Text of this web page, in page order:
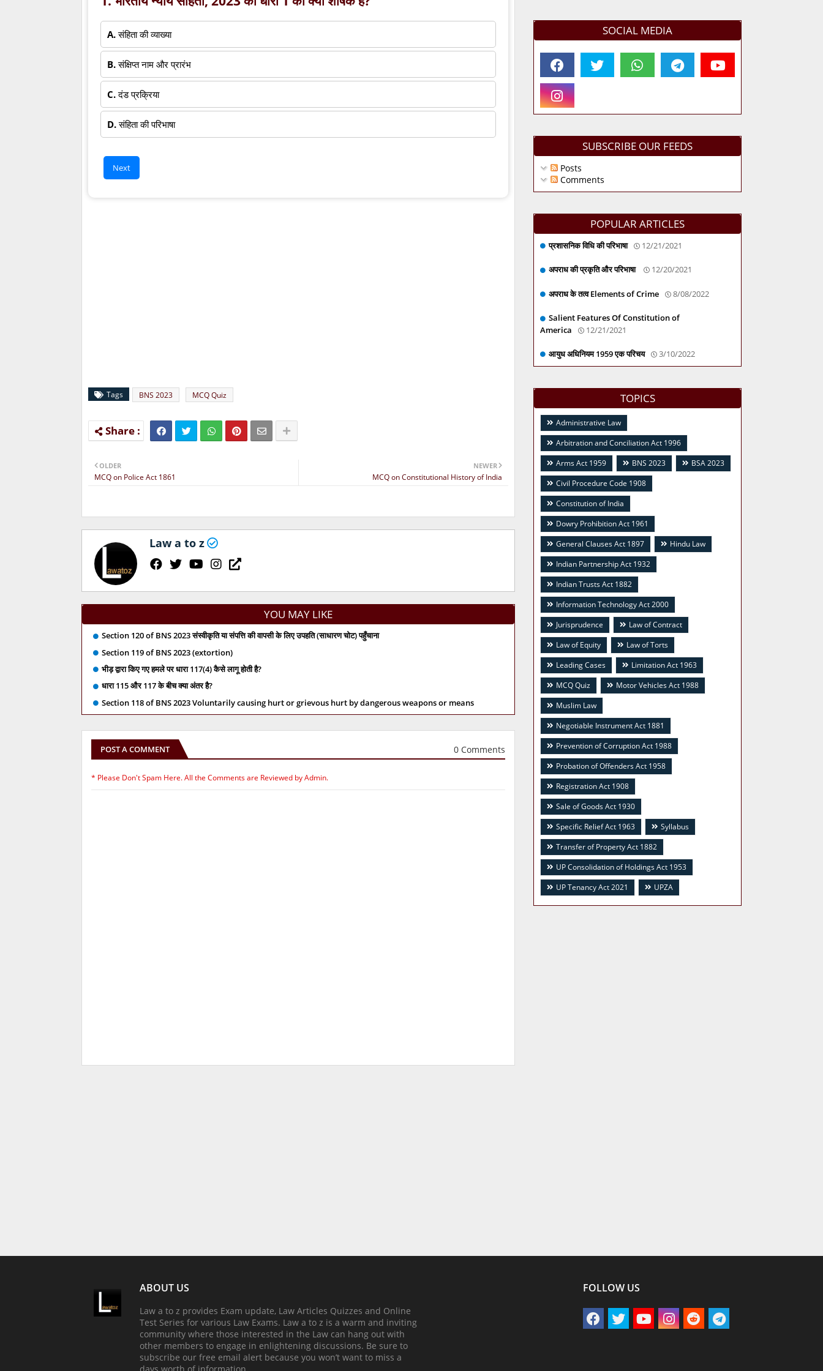
A.संहिता की व्याख्या
B.संक्षिप्त नाम और प्रारंभ
C.दंड प्रक्रिया
D.संहिता की परिभाषा
Next
Tags BNS 2023 MCQ Quiz
NEWER
MCQ on Constitutional History of India
OLDER
MCQ on Police Act 1861
Law a to z
YOU MAY LIKE
Section 120 of BNS 2023 संस्वीकृति या संपत्ति की वापसी के लिए उपहति (साधारण चोट) पहुँचाना
Section 119 of BNS 2023 (extortion)
भीड़ द्वारा किए गए हमले पर धारा 117(4) कैसे लागू होती है?
धारा 115 और 117 के बीच क्या अंतर है?
Section 118 of BNS 2023 Voluntarily causing hurt or grievous hurt by dangerous weapons or means
POST A COMMENT 0 Comments
* Please Don't Spam Here. All the Comments are Reviewed by Admin.
SOCIAL MEDIA
SUBSCRIBE OUR FEEDS
Posts
Comments
POPULAR ARTICLES
प्रशासनिक विधि की परिभाषा 12/21/2021
अपराध की प्रकृति और परिभाषा 12/20/2021
अपराध के तत्व Elements of Crime 8/08/2022
Salient Features Of Constitution of
America
12/21/2021
आयुध अधिनियम 1959 एक परिचय 3/10/2022
TOPICS
Administrative Law
Arbitration and Conciliation Act 1996
Arms Act 1959
BNS 2023
BSA 2023
Civil Procedure Code 1908
Constitution of India
Dowry Prohibition Act 1961
General Clauses Act 1897
Hindu Law
Indian Partnership Act 1932
Indian Trusts Act 1882
Information Technology Act 2000
Jurisprudence
Law of Contract
Law of Equity
Law of Torts
Leading Cases
Limitation Act 1963
MCQ Quiz
Motor Vehicles Act 1988
Muslim Law
Negotiable Instrument Act 1881
Prevention of Corruption Act 1988
Probation of Offenders Act 1958
Registration Act 1908
Sale of Goods Act 1930
Specific Relief Act 1963
Syllabus
Transfer of Property Act 1882
UP Consolidation of Holdings Act 1953
UP Tenancy Act 2021
UPZA
ABOUT US
Law a to z provides Exam update, Law Articles Quizzes and Online
Test Series for various Law Exams. Law a to z is a warm and inviting
community where those interested in the Law can hang out with
other members to engage in enlightening discussions. Be sure to
subscribe our free email alert because you won’t want to miss a
FOLLOW US